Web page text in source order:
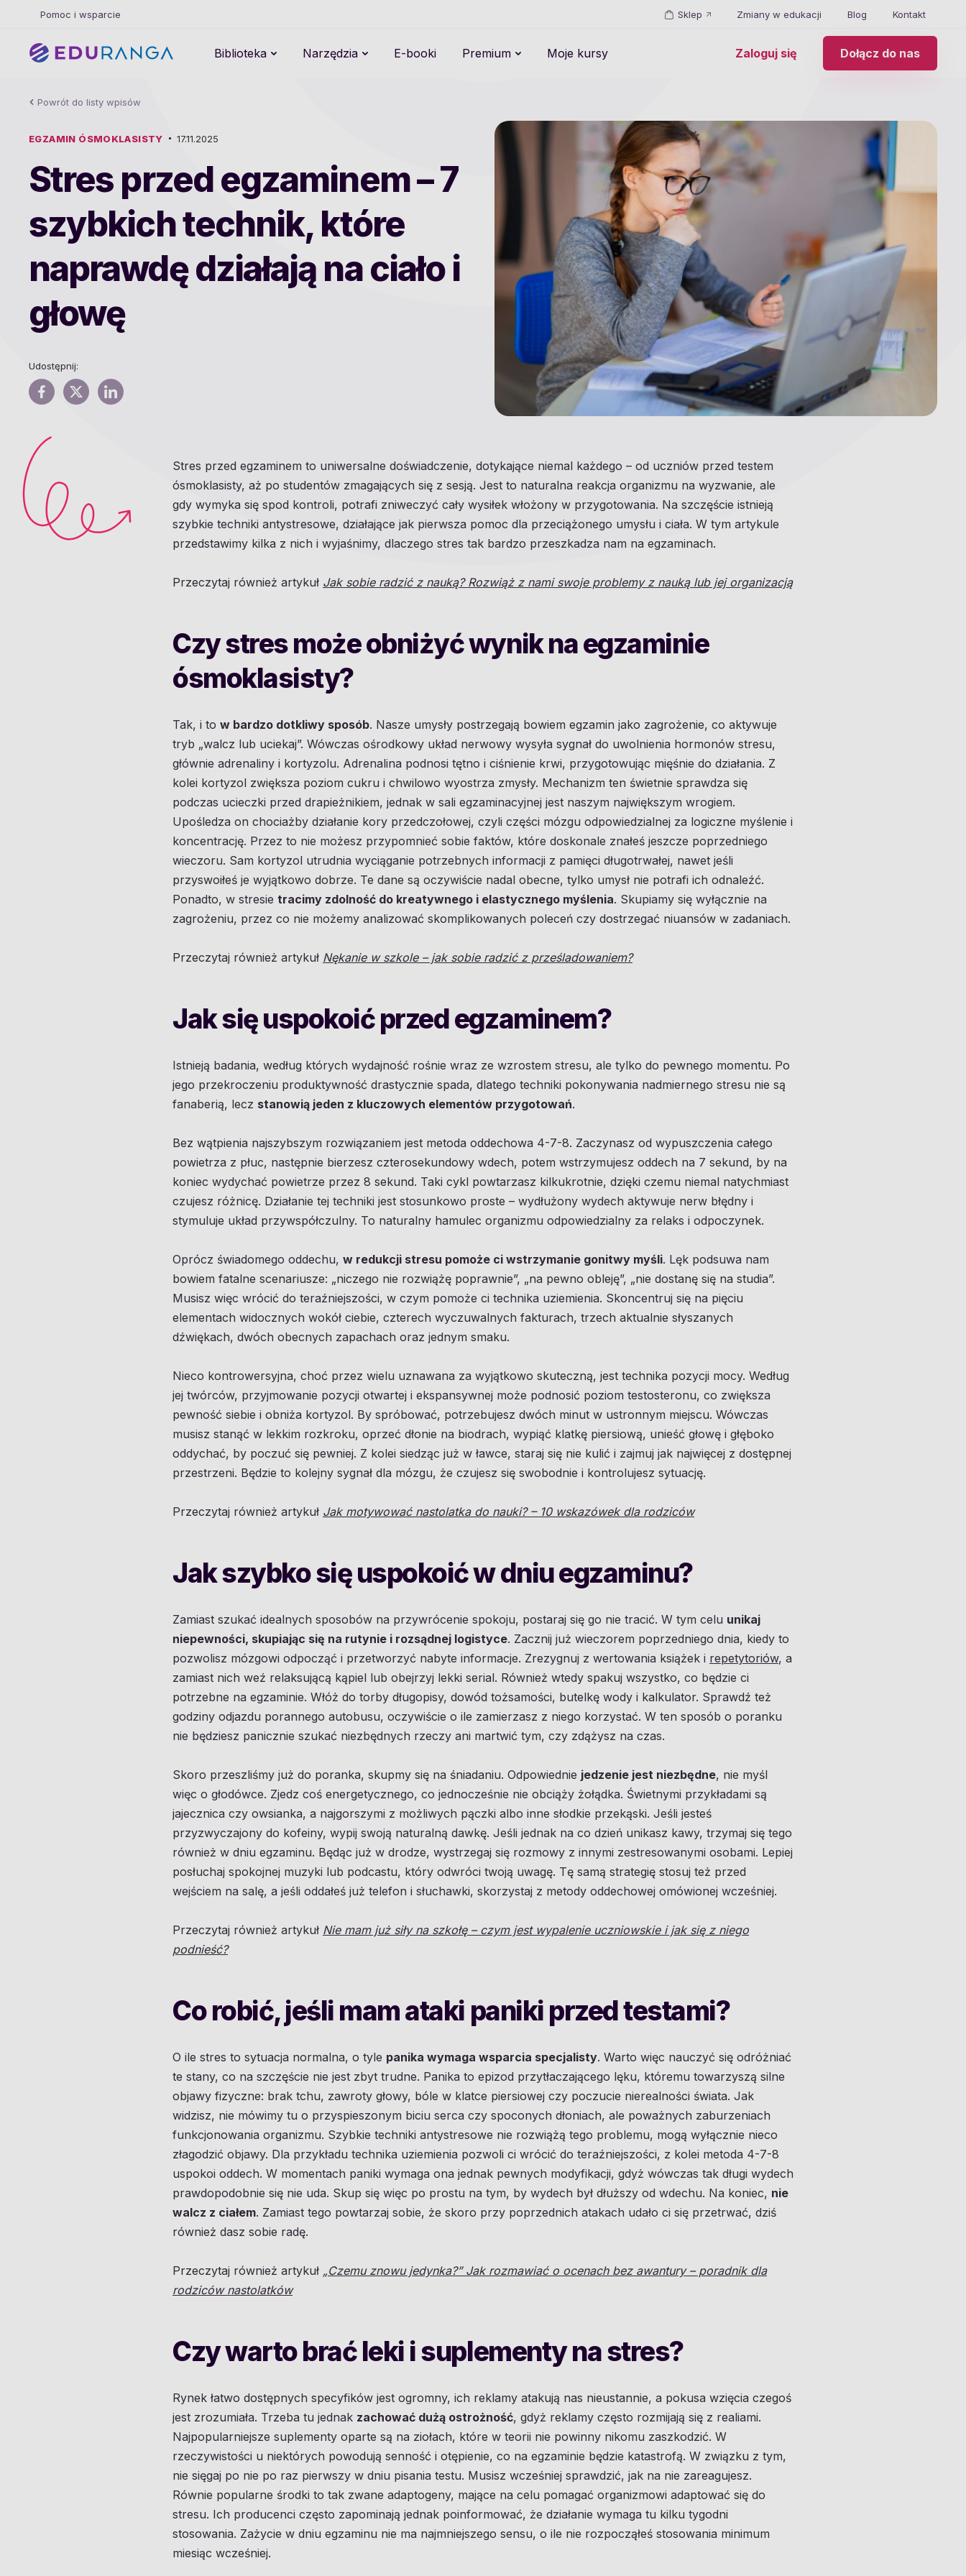
Pomoc i wsparcie Sklep Zmiany w edukacji Blog Kontakt
Biblioteka Narzędzia E-booki Premium Moje kursy Zaloguj się Dołącz do nas
Powrót do listy wpisów
EGZAMIN ÓSMOKLASISTY 17.11.2025
Stres przed egzaminem – 7
szybkich technik, które
naprawdę działają na ciało i
głowę
Udostępnij:
Stres przed egzaminem to uniwersalne doświadczenie, dotykające niemal każdego – od uczniów przed testem
ósmoklasisty, aż po studentów zmagających się z sesją. Jest to naturalna reakcja organizmu na wyzwanie, ale
gdy wymyka się spod kontroli, potrafi zniweczyć cały wysiłek włożony w przygotowania. Na szczęście istnieją
szybkie techniki antystresowe, działające jak pierwsza pomoc dla przeciążonego umysłu i ciała. W tym artykule
przedstawimy kilka z nich i wyjaśnimy, dlaczego stres tak bardzo przeszkadza nam na egzaminach.
Przeczytaj również artykuł Jak sobie radzić z nauką? Rozwiąż z nami swoje problemy z nauką lub jej organizacją
Czy stres może obniżyć wynik na egzaminie
ósmoklasisty?
Tak, i to w bardzo dotkliwy sposób. Nasze umysły postrzegają bowiem egzamin jako zagrożenie, co aktywuje
tryb „walcz lub uciekaj”. Wówczas ośrodkowy układ nerwowy wysyła sygnał do uwolnienia hormonów stresu,
głównie adrenaliny i kortyzolu. Adrenalina podnosi tętno i ciśnienie krwi, przygotowując mięśnie do działania. Z
kolei kortyzol zwiększa poziom cukru i chwilowo wyostrza zmysły. Mechanizm ten świetnie sprawdza się
podczas ucieczki przed drapieżnikiem, jednak w sali egzaminacyjnej jest naszym największym wrogiem.
Upośledza on chociażby działanie kory przedczołowej, czyli części mózgu odpowiedzialnej za logiczne myślenie i
koncentrację. Przez to nie możesz przypomnieć sobie faktów, które doskonale znałeś jeszcze poprzedniego
wieczoru. Sam kortyzol utrudnia wyciąganie potrzebnych informacji z pamięci długotrwałej, nawet jeśli
przyswoiłeś je wyjątkowo dobrze. Te dane są oczywiście nadal obecne, tylko umysł nie potrafi ich odnaleźć.
Ponadto, w stresie tracimy zdolność do kreatywnego i elastycznego myślenia. Skupiamy się wyłącznie na
zagrożeniu, przez co nie możemy analizować skomplikowanych poleceń czy dostrzegać niuansów w zadaniach.
Przeczytaj również artykuł Nękanie w szkole – jak sobie radzić z prześladowaniem?
Jak się uspokoić przed egzaminem?
Istnieją badania, według których wydajność rośnie wraz ze wzrostem stresu, ale tylko do pewnego momentu. Po
jego przekroczeniu produktywność drastycznie spada, dlatego techniki pokonywania nadmiernego stresu nie są
fanaberią, lecz stanowią jeden z kluczowych elementów przygotowań.
Bez wątpienia najszybszym rozwiązaniem jest metoda oddechowa 4-7-8. Zaczynasz od wypuszczenia całego
powietrza z płuc, następnie bierzesz czterosekundowy wdech, potem wstrzymujesz oddech na 7 sekund, by na
koniec wydychać powietrze przez 8 sekund. Taki cykl powtarzasz kilkukrotnie, dzięki czemu niemal natychmiast
czujesz różnicę. Działanie tej techniki jest stosunkowo proste – wydłużony wydech aktywuje nerw błędny i
stymuluje układ przywspółczulny. To naturalny hamulec organizmu odpowiedzialny za relaks i odpoczynek.
Oprócz świadomego oddechu, w redukcji stresu pomoże ci wstrzymanie gonitwy myśli. Lęk podsuwa nam
bowiem fatalne scenariusze: „niczego nie rozwiążę poprawnie”, „na pewno obleję”, „nie dostanę się na studia”.
Musisz więc wrócić do teraźniejszości, w czym pomoże ci technika uziemienia. Skoncentruj się na pięciu
elementach widocznych wokół ciebie, czterech wyczuwalnych fakturach, trzech aktualnie słyszanych
dźwiękach, dwóch obecnych zapachach oraz jednym smaku.
Nieco kontrowersyjna, choć przez wielu uznawana za wyjątkowo skuteczną, jest technika pozycji mocy. Według
jej twórców, przyjmowanie pozycji otwartej i ekspansywnej może podnosić poziom testosteronu, co zwiększa
pewność siebie i obniża kortyzol. By spróbować, potrzebujesz dwóch minut w ustronnym miejscu. Wówczas
musisz stanąć w lekkim rozkroku, oprzeć dłonie na biodrach, wypiąć klatkę piersiową, unieść głowę i głęboko
oddychać, by poczuć się pewniej. Z kolei siedząc już w ławce, staraj się nie kulić i zajmuj jak najwięcej z dostępnej
przestrzeni. Będzie to kolejny sygnał dla mózgu, że czujesz się swobodnie i kontrolujesz sytuację.
Przeczytaj również artykuł Jak motywować nastolatka do nauki? – 10 wskazówek dla rodziców
Jak szybko się uspokoić w dniu egzaminu?
Zamiast szukać idealnych sposobów na przywrócenie spokoju, postaraj się go nie tracić. W tym celu unikaj
niepewności, skupiając się na rutynie i rozsądnej logistyce. Zacznij już wieczorem poprzedniego dnia, kiedy to
pozwolisz mózgowi odpocząć i przetworzyć nabyte informacje. Zrezygnuj z wertowania książek i repetytoriów, a
zamiast nich weź relaksującą kąpiel lub obejrzyj lekki serial. Również wtedy spakuj wszystko, co będzie ci
potrzebne na egzaminie. Włóż do torby długopisy, dowód tożsamości, butelkę wody i kalkulator. Sprawdź też
godziny odjazdu porannego autobusu, oczywiście o ile zamierzasz z niego korzystać. W ten sposób o poranku
nie będziesz panicznie szukać niezbędnych rzeczy ani martwić tym, czy zdążysz na czas.
Skoro przeszliśmy już do poranka, skupmy się na śniadaniu. Odpowiednie jedzenie jest niezbędne, nie myśl
więc o głodówce. Zjedz coś energetycznego, co jednocześnie nie obciąży żołądka. Świetnymi przykładami są
jajecznica czy owsianka, a najgorszymi z możliwych pączki albo inne słodkie przekąski. Jeśli jesteś
przyzwyczajony do kofeiny, wypij swoją naturalną dawkę. Jeśli jednak na co dzień unikasz kawy, trzymaj się tego
również w dniu egzaminu. Będąc już w drodze, wystrzegaj się rozmowy z innymi zestresowanymi osobami. Lepiej
posłuchaj spokojnej muzyki lub podcastu, który odwróci twoją uwagę. Tę samą strategię stosuj też przed
wejściem na salę, a jeśli oddałeś już telefon i słuchawki, skorzystaj z metody oddechowej omówionej wcześniej.
Przeczytaj również artykuł Nie mam już siły na szkołę – czym jest wypalenie uczniowskie i jak się z niego
podnieść?
Co robić, jeśli mam ataki paniki przed testami?
O ile stres to sytuacja normalna, o tyle panika wymaga wsparcia specjalisty. Warto więc nauczyć się odróżniać
te stany, co na szczęście nie jest zbyt trudne. Panika to epizod przytłaczającego lęku, któremu towarzyszą silne
objawy fizyczne: brak tchu, zawroty głowy, bóle w klatce piersiowej czy poczucie nierealności świata. Jak
widzisz, nie mówimy tu o przyspieszonym biciu serca czy spoconych dłoniach, ale poważnych zaburzeniach
funkcjonowania organizmu. Szybkie techniki antystresowe nie rozwiążą tego problemu, mogą wyłącznie nieco
złagodzić objawy. Dla przykładu technika uziemienia pozwoli ci wrócić do teraźniejszości, z kolei metoda 4-7-8
uspokoi oddech. W momentach paniki wymaga ona jednak pewnych modyfikacji, gdyż wówczas tak długi wydech
prawdopodobnie się nie uda. Skup się więc po prostu na tym, by wydech był dłuższy od wdechu. Na koniec, nie
walcz z ciałem. Zamiast tego powtarzaj sobie, że skoro przy poprzednich atakach udało ci się przetrwać, dziś
również dasz sobie radę.
Przeczytaj również artykuł „Czemu znowu jedynka?” Jak rozmawiać o ocenach bez awantury – poradnik dla
rodziców nastolatków
Czy warto brać leki i suplementy na stres?
Rynek łatwo dostępnych specyfików jest ogromny, ich reklamy atakują nas nieustannie, a pokusa wzięcia czegoś
jest zrozumiała. Trzeba tu jednak zachować dużą ostrożność, gdyż reklamy często rozmijają się z realiami.
Najpopularniejsze suplementy oparte są na ziołach, które w teorii nie powinny nikomu zaszkodzić. W
rzeczywistości u niektórych powodują senność i otępienie, co na egzaminie będzie katastrofą. W związku z tym,
nie sięgaj po nie po raz pierwszy w dniu pisania testu. Musisz wcześniej sprawdzić, jak na nie zareagujesz.
Równie popularne środki to tak zwane adaptogeny, mające na celu pomagać organizmowi adaptować się do
stresu. Ich producenci często zapominają jednak poinformować, że działanie wymaga tu kilku tygodni
stosowania. Zażycie w dniu egzaminu nie ma najmniejszego sensu, o ile nie rozpocząłeś stosowania minimum
miesiąc wcześniej.